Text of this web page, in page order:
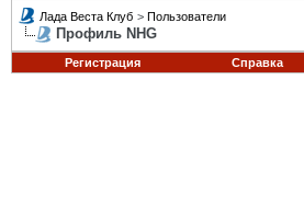
Лада Веста Клуб > Пользователи
Профиль NHG
Регистрация Справка